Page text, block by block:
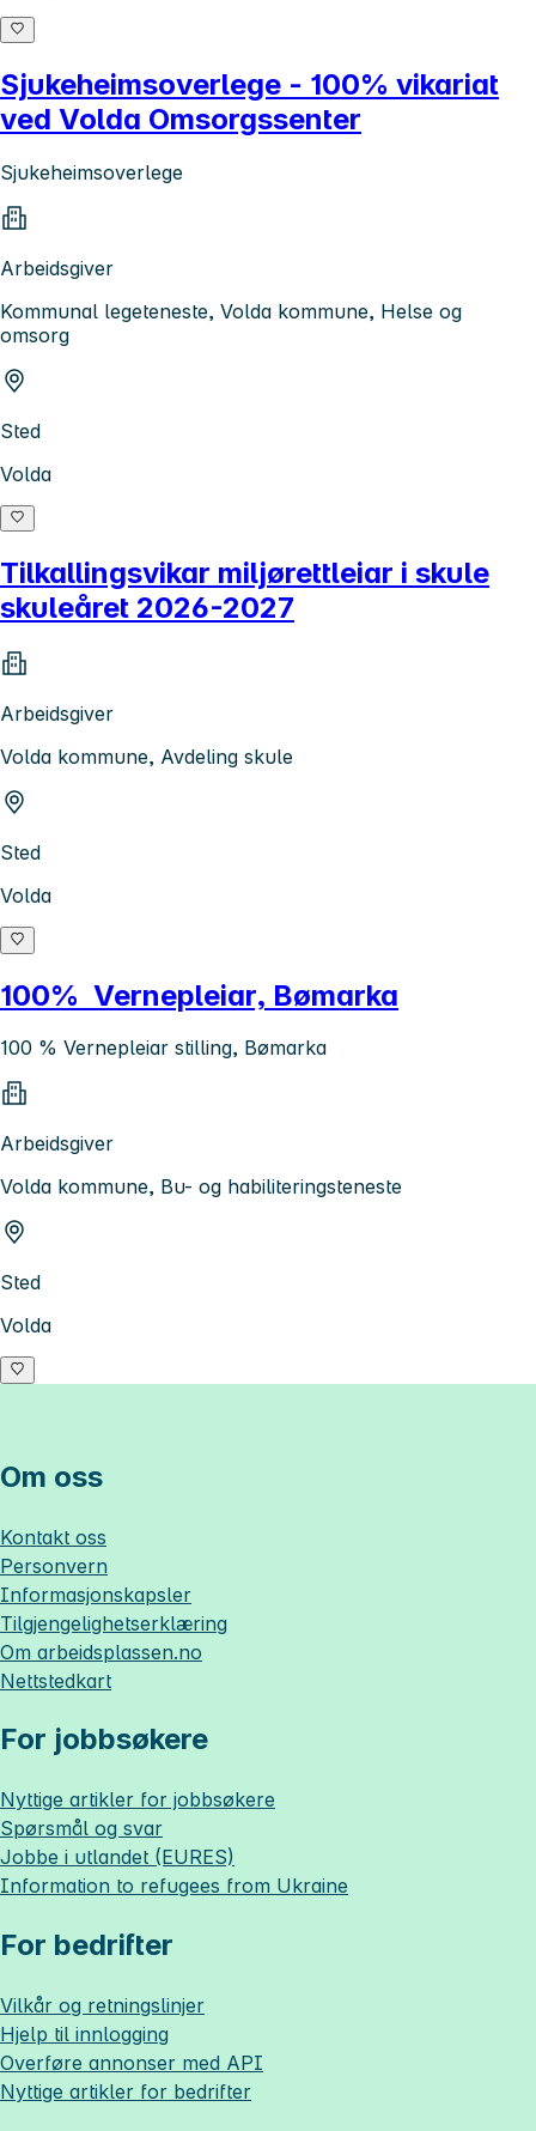
Sjukeheimsoverlege - 100% vikariat
ved Volda Omsorgssenter
Sjukeheimsoverlege
Arbeidsgiver
Kommunal legeteneste, Volda kommune, Helse og
omsorg
Sted
Volda
Tilkallingsvikar miljørettleiar i skule
skuleåret 2026-2027
Arbeidsgiver
Volda kommune, Avdeling skule
Sted
Volda
100% Vernepleiar, Bømarka
100 % Vernepleiar stilling, Bømarka
Arbeidsgiver
Volda kommune, Bu- og habiliteringsteneste
Sted
Volda
Om oss
Kontakt oss
Personvern
Informasjonskapsler
Tilgjengelighetserklæring
Om arbeidsplassen.no
Nettstedkart
For jobbsøkere
Nyttige artikler for jobbsøkere
Spørsmål og svar
Jobbe i utlandet (EURES)
Information to refugees from Ukraine
For bedrifter
Vilkår og retningslinjer
Hjelp til innlogging
Overføre annonser med API
Nyttige artikler for bedrifter